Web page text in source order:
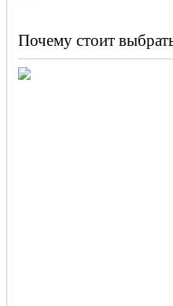
Почему стоит